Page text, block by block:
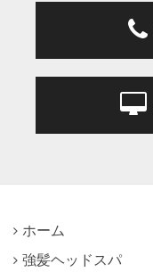
ホーム
強髪ヘッドスパ